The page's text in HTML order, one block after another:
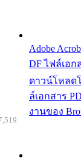
Adobe
DF ไฟล์เอก
ดาวน์โหลดโ
ล์เอกสาร
งานของ